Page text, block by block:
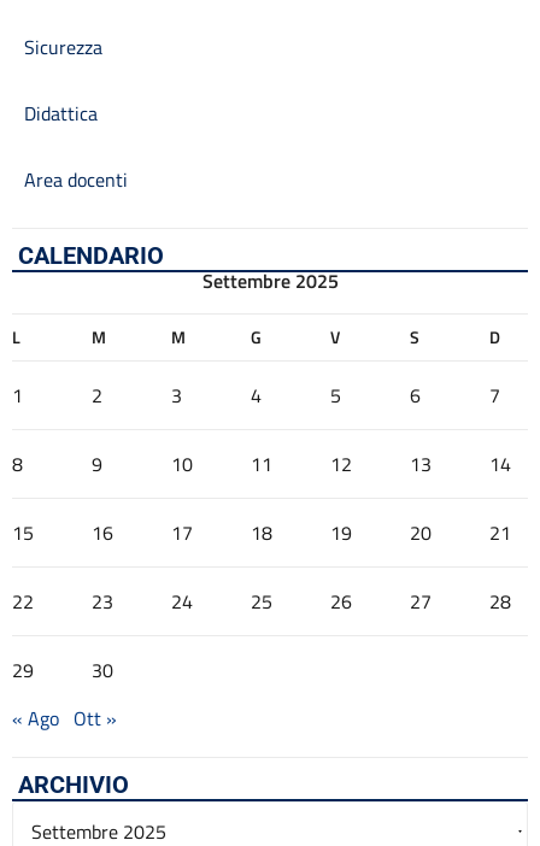
Sicurezza
Didattica
Area docenti
CALENDARIO
Settembre 2025
L M M G V S D
1 2 3 4 5 6 7
8 9 10 11 12 13 14
15 16 17 18 19 20 21
22 23 24 25 26 27 28
29
30
« Ago Ott »
ARCHIVIO
Archivio